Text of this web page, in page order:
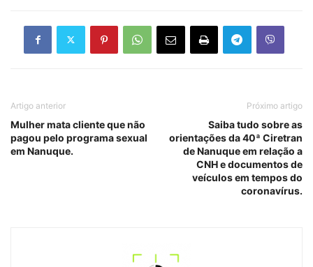
Artigo anterior
Mulher mata cliente que não
pagou pelo programa sexual
em Nanuque.
Próximo artigo
Saiba tudo sobre as
orientações da 40ª Ciretran
de Nanuque em relação a
CNH e documentos de
veículos em tempos do
coronavírus.